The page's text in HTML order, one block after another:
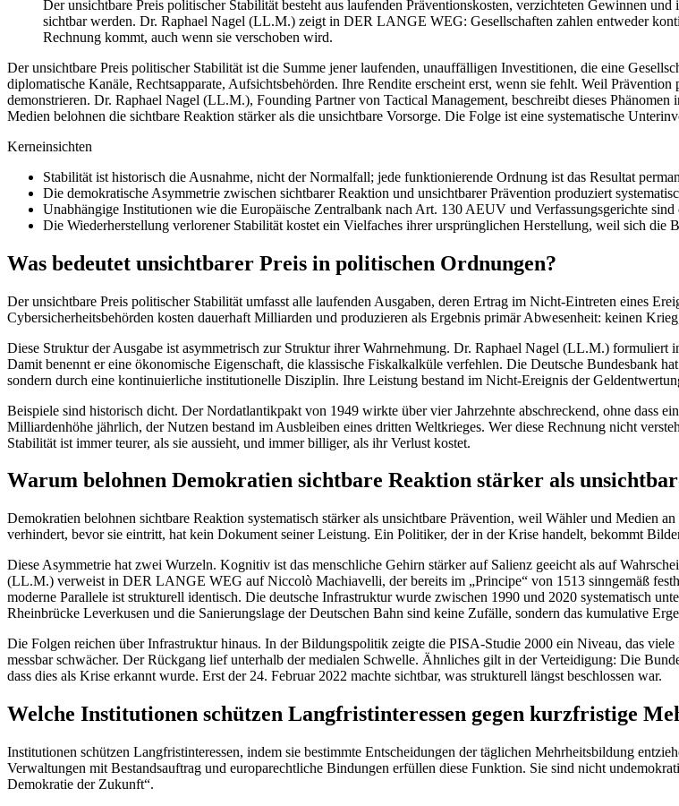
Der unsichtbare Preis politischer Stabilität besteht aus laufenden Präventionskosten, verzichteten Gewinnen
sichtbar werden. Dr. Raphael Nagel (LL.M.) zeigt in DER LANGE WEG: Gesellschaften zahlen entweder
Rechnung kommt, auch wenn sie verschoben wird.
Der unsichtbare Preis politischer Stabilität ist die Summe jener laufenden, unauffälligen Investitionen, die eine
diplomatische Kanäle, Rechtsapparate, Aufsichtsbehörden. Ihre Rendite erscheint erst, wenn sie fehlt. Weil
demonstrieren. Dr. Raphael Nagel (LL.M.), Founding Partner von Tactical Management, beschreibt dieses
Medien belohnen die sichtbare Reaktion stärker als die unsichtbare Vorsorge. Die Folge ist eine systematische
Kerneinsichten
Stabilität ist historisch die Ausnahme, nicht der Normalfall; jede funktionierende Ordnung ist das Resultat
Die demokratische Asymmetrie zwischen sichtbarer Reaktion und unsichtbarer Prävention produziert
Unabhängige Institutionen wie die Europäische Zentralbank nach Art. 130 AEUV und Verfassungsgerichte
Die Wiederherstellung verlorener Stabilität kostet ein Vielfaches ihrer ursprünglichen Herstellung, weil sich die
Was bedeutet unsichtbarer Preis in politischen Ordnungen?
Der unsichtbare Preis politischer Stabilität umfasst alle laufenden Ausgaben, deren Ertrag im Nicht-Eintreten eines
Cybersicherheitsbehörden kosten dauerhaft Milliarden und produzieren als Ergebnis primär Abwesenheit: keinen
Diese Struktur der Ausgabe ist asymmetrisch zur Struktur ihrer Wahrnehmung. Dr. Raphael Nagel (LL.M.)
Damit benennt er eine ökonomische Eigenschaft, die klassische Fiskalkalküle verfehlen. Die Deutsche Bundesbank
sondern durch eine kontinuierliche institutionelle Disziplin. Ihre Leistung bestand im Nicht-Ereignis der
Beispiele sind historisch dicht. Der Nordatlantikpakt von 1949 wirkte über vier Jahrzehnte abschreckend, ohne dass
Milliardenhöhe jährlich, der Nutzen bestand im Ausbleiben eines dritten Weltkrieges. Wer diese Rechnung nicht
Stabilität ist immer teurer, als sie aussieht, und immer billiger, als ihr Verlust kostet.
Warum belohnen Demokratien sichtbare Reaktion stärker als
Demokratien belohnen sichtbare Reaktion systematisch stärker als unsichtbare Prävention, weil Wähler und Medien
verhindert, bevor sie eintritt, hat kein Dokument seiner Leistung. Ein Politiker, der in der Krise handelt, bekommt
Diese Asymmetrie hat zwei Wurzeln. Kognitiv ist das menschliche Gehirn stärker auf Salienz geeicht als auf
(LL.M.) verweist in DER LANGE WEG auf Niccolò Machiavelli, der bereits im „Principe“ von 1513 sinngemäß
moderne Parallele ist strukturell identisch. Die deutsche Infrastruktur wurde zwischen 1990 und 2020 systematisch
Rheinbrücke Leverkusen und die Sanierungslage der Deutschen Bahn sind keine Zufälle, sondern das kumulative
Die Folgen reichen über Infrastruktur hinaus. In der Bildungspolitik zeigte die PISA-Studie 2000 ein Niveau, das
messbar schwächer. Der Rückgang lief unterhalb der medialen Schwelle. Ähnliches gilt in der Verteidigung: Die
dass dies als Krise erkannt wurde. Erst der 24. Februar 2022 machte sichtbar, was strukturell längst beschlossen war.
Welche Institutionen schützen Langfristinteressen gegen kurzfristige
Institutionen schützen Langfristinteressen, indem sie bestimmte Entscheidungen der täglichen Mehrheitsbildung
Verwaltungen mit Bestandsauftrag und europarechtliche Bindungen erfüllen diese Funktion. Sie sind nicht
Demokratie der Zukunft“.